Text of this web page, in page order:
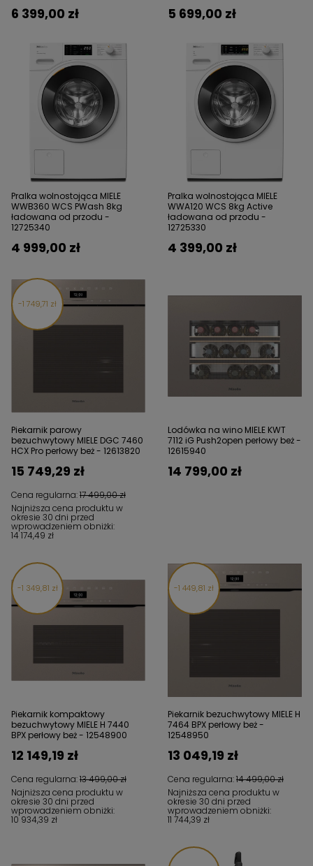
6 399,00 zł 5 699,00 zł
Pralka wolnostojąca MIELE
WWB360 WCS PWash 8kg
ładowana od przodu -
12725340​
4 999,00 zł
Pralka wolnostojąca MIELE
WWA120 WCS​ 8kg Active
ładowana od przodu -
12725330​
4 399,00 zł
1 749,71 zł
Piekarnik parowy
bezuchwytowy MIELE DGC 7460
HCX Pro perłowy beż - 12613820
Cena regularna:17 499,00 zł
15 749,29 zł
Najniższa cena produktu w
okresie 30 dni przed
wprowadzeniem obniżki:
14 174,49 zł
Lodówka na wino MIELE KWT
7112 iG Push2open perłowy beż -
12615940
14 799,00 zł
1 349,81 zł
Piekarnik kompaktowy
bezuchwytowy MIELE H 7440
BPX perłowy beż - 12548900
Cena regularna:13 499,00 zł
12 149,19 zł
Najniższa cena produktu w
okresie 30 dni przed
wprowadzeniem obniżki:
10 934,39 zł
1 449,81 zł
Piekarnik bezuchwytowy MIELE H
7464 BPX perłowy beż -
12548950
Cena regularna:14 499,00 zł
13 049,19 zł
Najniższa cena produktu w
okresie 30 dni przed
wprowadzeniem obniżki:
11 744,39 zł